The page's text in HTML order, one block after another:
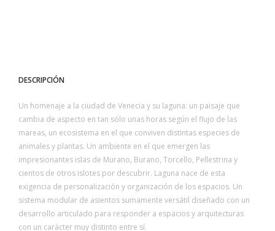
DESCRIPCIÓN
Un homenaje a la ciudad de Venecia y su laguna: un paisaje que
cambia de aspecto en tan sólo unas horas según el flujo de las
mareas, un ecosistema en el que conviven distintas especies de
animales y plantas. Un ambiente en el que emergen las
impresionantes islas de Murano, Burano, Torcello, Pellestrina y
cientos de otros islotes por descubrir. Laguna nace de esta
exigencia de personalización y organización de los espacios. Un
sistema modular de asientos sumamente versátil diseñado con un
desarrollo articulado para responder a espacios y arquitecturas
con un carácter muy distinto entre sí.